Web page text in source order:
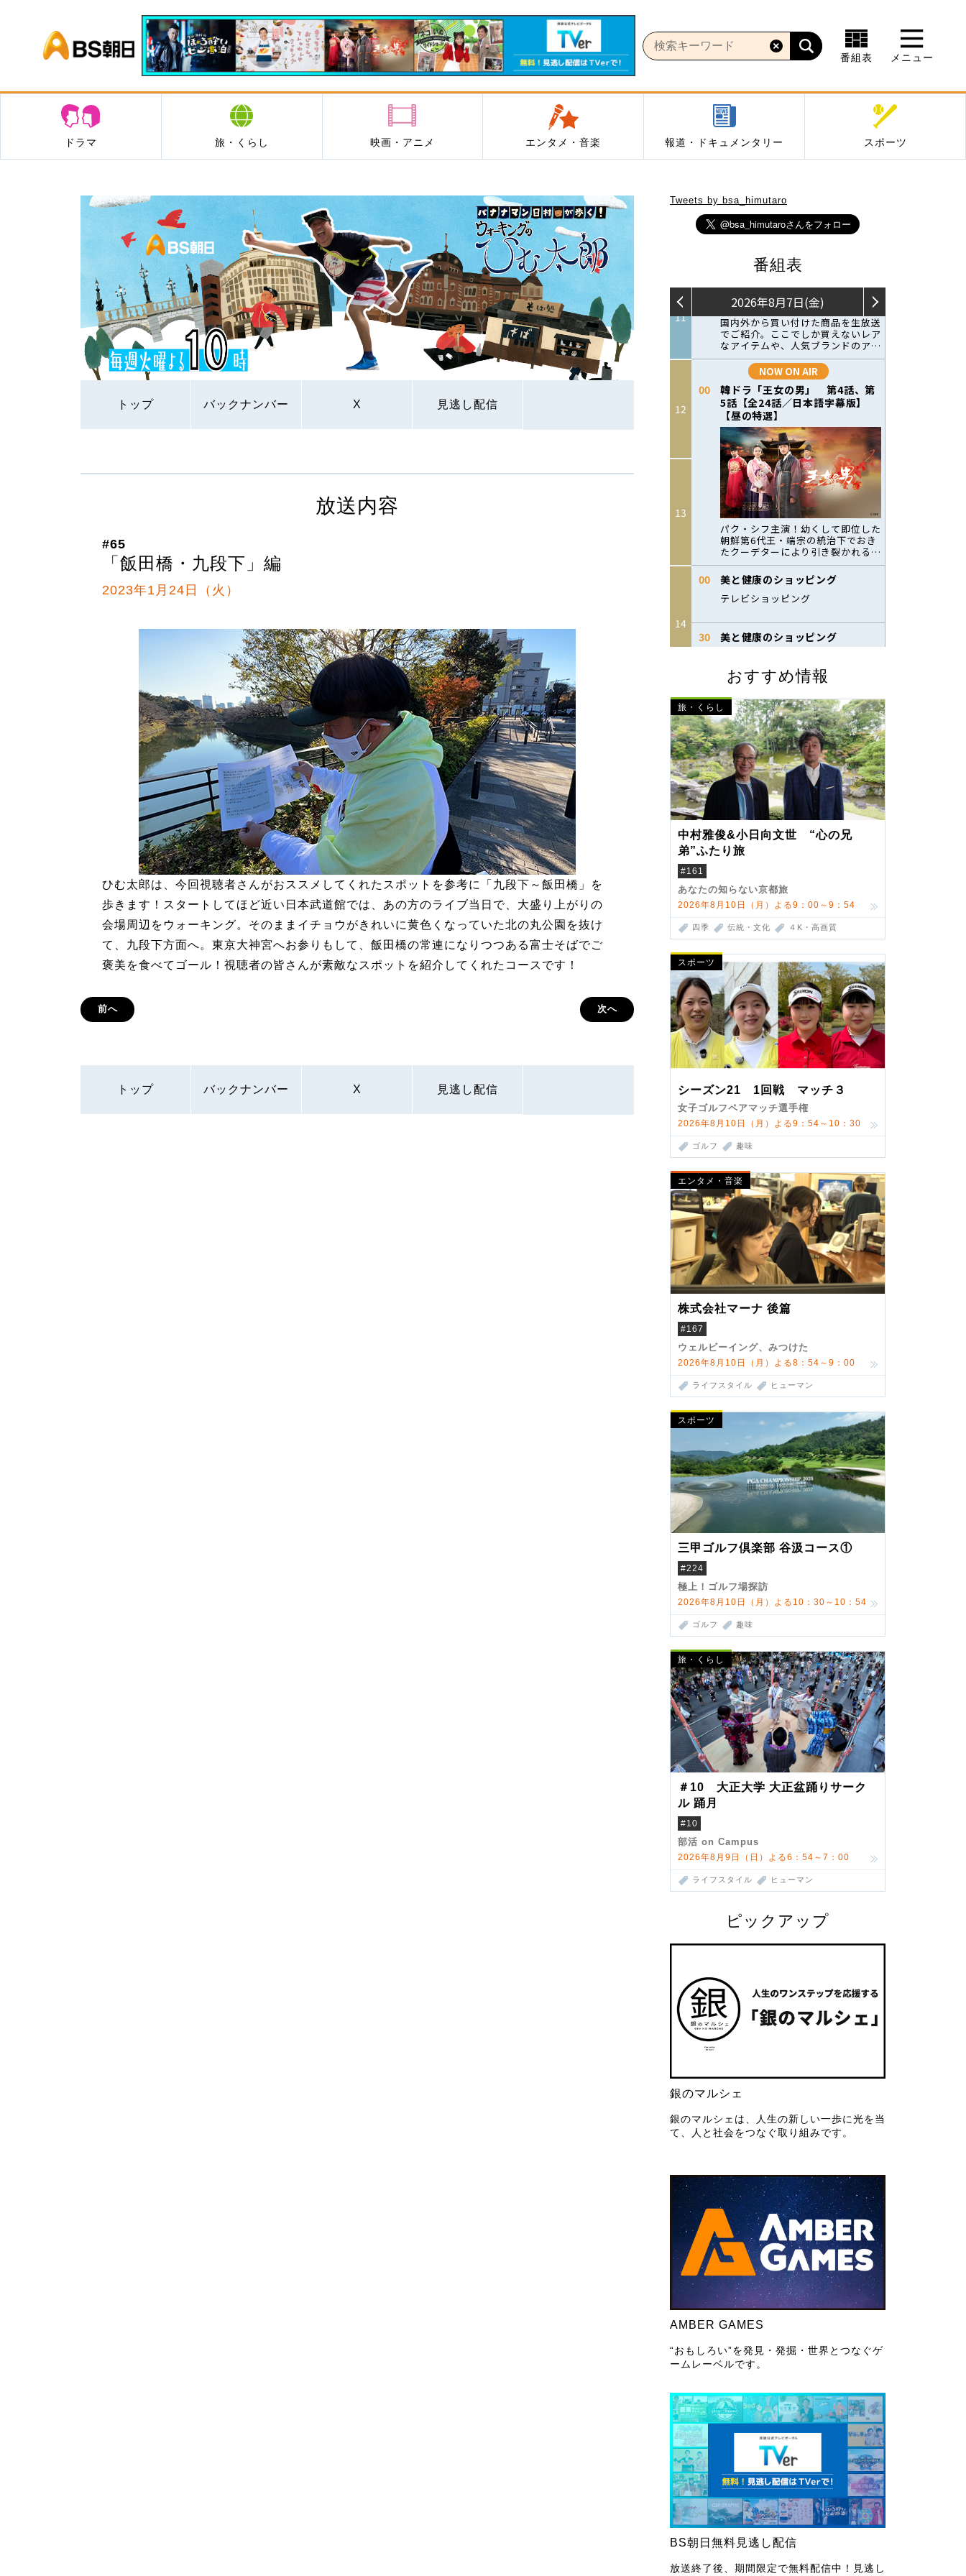
BS朝日
番組表 メニュー
ドラマ 旅・くらし 映画・アニメ エンタメ・音楽 報道・ドキュメンタリー スポーツ
トップ バックナンバー X 見逃し配信
Tweets by bsa_himutaro
番組表
おすすめ情報
旅・くらし
中村雅俊&小日向文世 “心の兄
弟”ふたり旅
#161
あなたの知らない京都旅
2026年8月10日（月）よる9：00～9：54
四季 伝統・文化 ４K・高画質
スポーツ
シーズン21 1回戦 マッチ３
女子ゴルフペアマッチ選手権
2026年8月10日（月）よる9：54～10：30
ゴルフ 趣味
エンタメ・音楽
株式会社マーナ 後篇
#167
ウェルビーイング、みつけた
2026年8月10日（月）よる8：54～9：00
ライフスタイル ヒューマン
スポーツ
三甲ゴルフ倶楽部 谷汲コース①
#224
極上！ゴルフ場探訪
2026年8月10日（月）よる10：30～10：54
ゴルフ 趣味
旅・くらし
＃10 大正大学 大正盆踊りサーク
ル 踊月
#10
部活 on Campus
2026年8月9日（日）よる6：54～7：00
ライフスタイル ヒューマン
ピックアップ
銀のマルシェ
銀のマルシェは、人生の新しい一歩に光を当
て、人と社会をつなぐ取り組みです。
AMBER GAMES
“おもしろい”を発見・発掘・世界とつなぐゲ
ームレーベルです。
BS朝日無料見逃し配信
放送終了後、期間限定で無料配信中！見逃し
放送内容
#65
「飯田橋・九段下」編
2023年1月24日（火）
ひむ太郎は、今回視聴者さんがおススメしてくれたスポットを参考に「九段下～飯田橋」を
歩きます！スタートしてほど近い日本武道館では、あの方のライブ当日で、大盛り上がりの
会場周辺をウォーキング。そのままイチョウがきれいに黄色くなっていた北の丸公園を抜け
て、九段下方面へ。東京大神宮へお参りもして、飯田橋の常連になりつつある富士そばでご
褒美を食べてゴール！視聴者の皆さんが素敵なスポットを紹介してくれたコースです！
前へ 次へ
トップ バックナンバー X 見逃し配信